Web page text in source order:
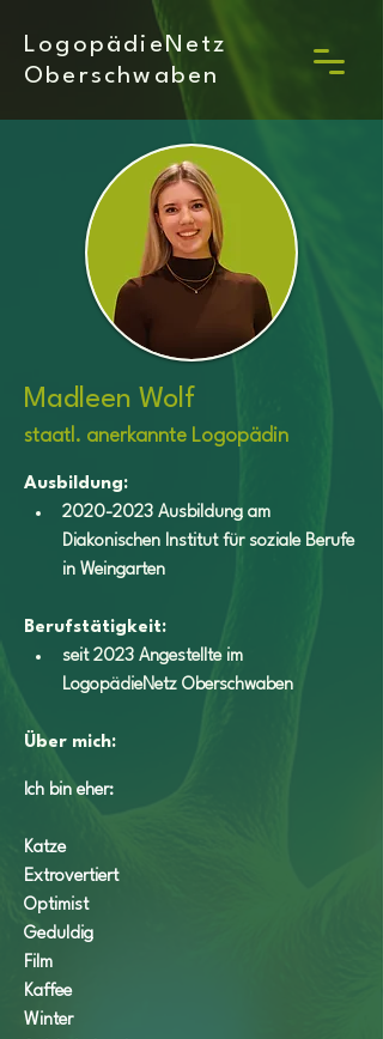
LogopädieNetz
Oberschwaben
Madleen Wolf
staatl. anerkannte Logopädin
Ausbildung:
2020-2023 Ausbildung am
Diakonischen Institut für soziale Berufe
in Weingarten
Berufstätigkeit:
seit 2023 Angestellte im
LogopädieNetz Oberschwaben
Über mich:
Ich bin eher:
Katze
Extrovertiert
Optimist
Geduldig
Film
Kaffee
Winter